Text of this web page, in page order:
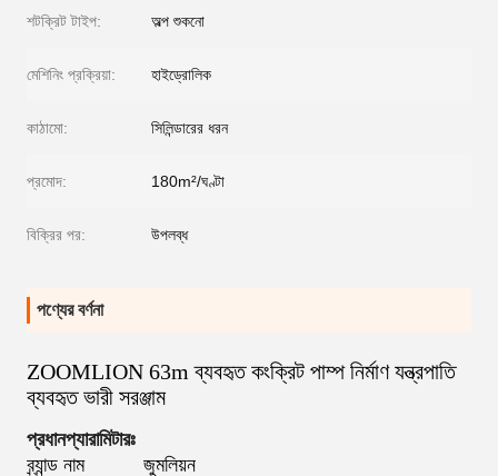
শটক্রিট টাইপ: অল্প শুকনো
মেশিনিং প্রক্রিয়া: হাইড্রোলিক
কাঠামো: সিলিন্ডারের ধরন
প্রমোদ: 180m²/ঘণ্টা
বিক্রির পর: উপলব্ধ
পণ্যের বর্ণনা
ZOOMLION 63m ব্যবহৃত কংক্রিট পাম্প নির্মাণ যন্ত্রপাতি
ব্যবহৃত ভারী সরঞ্জাম
প্রধানপ্যারামিটারঃ
ব্র্যান্ড নাম
জুমলিয়ন